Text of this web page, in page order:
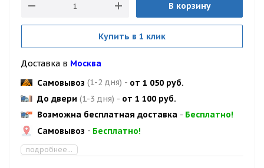
В корзину
Купить в 1 клик
Доставка в Москва
Самовывоз (1-2 дня) - от 1 050 руб.
До двери (1-3 дня) - от 1 100 руб.
Возможна бесплатная доставка - Бесплатно!
Самовывоз - Бесплатно!
подробнее...